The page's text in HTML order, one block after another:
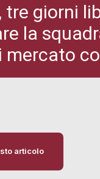
tre giorni
la
mercato
articolo